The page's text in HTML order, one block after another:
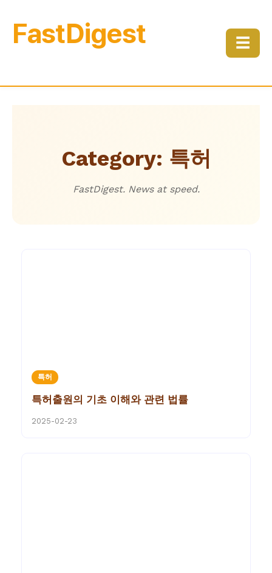
FastDigest ☰
Category: 특허
FastDigest. News at speed.
특허
특허출원의 기초 이해와 관련 법률
2025-02-23